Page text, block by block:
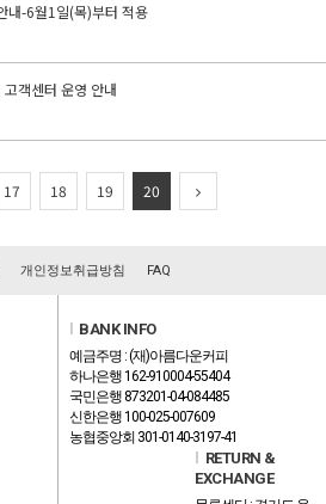
내-6월1일(목)부터 적용
객센터 운영 안내
17 18 19 20
개인정보취급방침 FAQ
BANK INFO
예금주명 : (재)아름다운커피
하나은행 162-910004-55404
국민은행 873201-04-084485
신한은행 100-025-007609
농협중앙회 301-0140-3197-41
RETURN &
EXCHANGE